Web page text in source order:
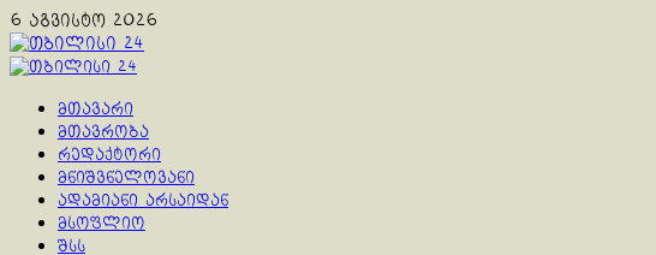
Skip
to
content
6 აგვისტო 2026
Primary
მთავარი
მთავრობა
რედაქტორი
მნიშვნელოვანი
ადამიანი არსაიდან
მსოფლიო
შსს